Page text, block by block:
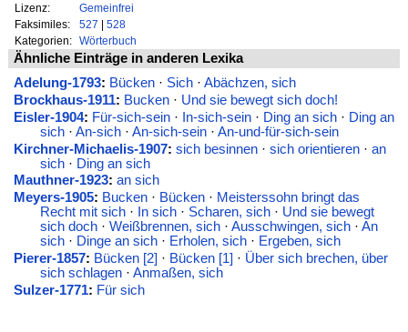
Lizenz:
Gemeinfrei
Faksimiles:
527 | 528
Kategorien:
Wörterbuch
Ähnliche Einträge in anderen Lexika
Adelung-1793: Bücken· Sich· Abächzen, sich
Brockhaus-1911: Bucken· Und sie bewegt sich doch!
Eisler-1904: Für-sich-sein· In-sich-sein· Ding an sich· Ding an
sich· An-sich· An-sich-sein· An-und-für-sich-sein
Kirchner-Michaelis-1907: sich besinnen· sich orientieren· an
sich· Ding an sich
Mauthner-1923: an sich
Meyers-1905: Bucken· Bücken· Meisterssohn bringt das
Recht mit sich· In sich· Scharen, sich· Und sie bewegt
sich doch· Weißbrennen, sich· Ausschwingen, sich· An
sich· Dinge an sich· Erholen, sich· Ergeben, sich
Pierer-1857: Bücken [2] · Bücken [1] · Über sich brechen, über
sich schlagen· Anmaßen, sich
Sulzer-1771: Für sich